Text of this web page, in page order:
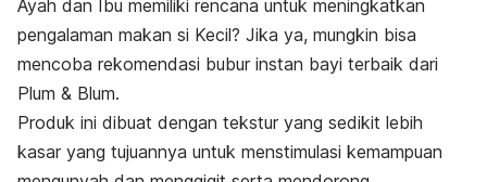
Ayah dan Ibu memiliki rencana untuk meningkatkan
pengalaman makan si Kecil? Jika ya, mungkin bisa
mencoba rekomendasi bubur instan bayi terbaik dari
Plum & Blum.
Produk ini dibuat dengan tekstur yang sedikit lebih
kasar yang tujuannya untuk menstimulasi kemampuan